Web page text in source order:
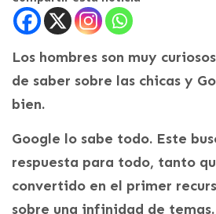
Los hombres son muy
de saber sobre las chicas y
bien.
Google lo sabe todo. Este
respuesta para todo, tanto
convertido en el primer
sobre una infinidad de